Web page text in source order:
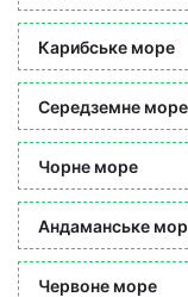
Карибське море
Середземне море
Чорне море
Андаманське
Червоне море